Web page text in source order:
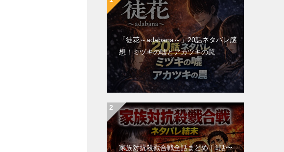
「徒花～adabana～」20話ネタバレ感
想！ミヅキの嘘とアカツキの罠
家族対抗殺戮合戦全話まとめ｜1話〜